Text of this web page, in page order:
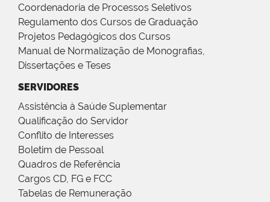
Coordenadoria de Processos Seletivos
Regulamento dos Cursos de Graduação
Projetos Pedagógicos dos Cursos
Manual de Normalização de Monografias,
Dissertações e Teses
SERVIDORES
Assistência à Saúde Suplementar
Qualificação do Servidor
Conflito de Interesses
Boletim de Pessoal
Quadros de Referência
Cargos CD, FG e FCC
Tabelas de Remuneração